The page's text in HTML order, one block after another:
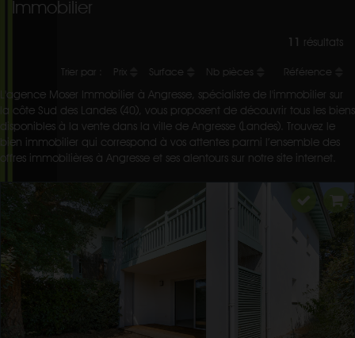
Immobilier
11 résultats
Trier par : Prix Surface Nb pièces Référence
L'agence Moser Immobilier à Angresse, spécialiste de l'immobilier sur
la côte Sud des Landes (40), vous proposent de découvrir tous les biens
disponibles à la vente dans la ville de Angresse (Landes). Trouvez le
bien immobilier qui correspond à vos attentes parmi l’ensemble des
offres immobilières à Angresse et ses alentours sur notre site internet.